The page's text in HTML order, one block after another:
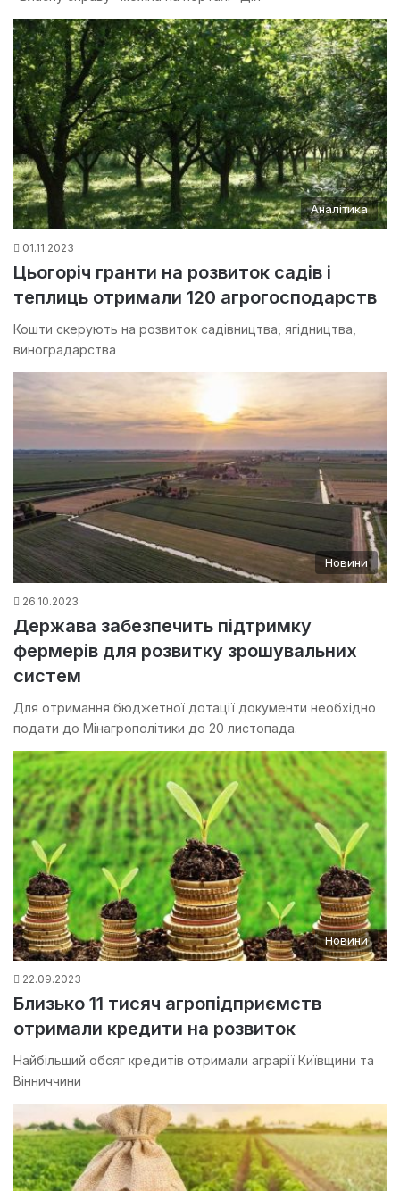
Аналітика
01.11.2023
Цьогоріч гранти на розвиток садів і
теплиць отримали 120 агрогосподарств
Кошти скерують на розвиток садівництва, ягідництва,
виноградарства
Новини
26.10.2023
Держава забезпечить підтримку
фермерів для розвитку зрошувальних
систем
Для отримання бюджетної дотації документи необхідно
подати до Мінагрополітики до 20 листопада.
Новини
22.09.2023
Близько 11 тисяч агропідприємств
отримали кредити на розвиток
Найбільший обсяг кредитів отримали аграрії Київщини та
Вінниччини